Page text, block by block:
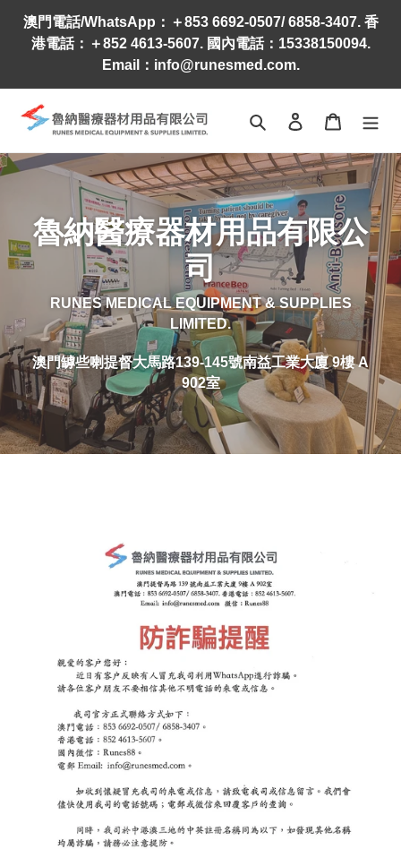
content
澳門電話/WhatsApp：＋853 6692-0507​/ 6858-3407. 香
港電話：＋852 4613-5607. 國內電話：15338150094.
Email：info@runesmed.com.
Search Log in Cart
魯納醫療器材用品有限公
司
RUNES MEDICAL EQUIPMENT & SUPPLIES
LIMITED.
澳門罅些喇提督大馬路139-145號南益工業大廈9樓A
902室